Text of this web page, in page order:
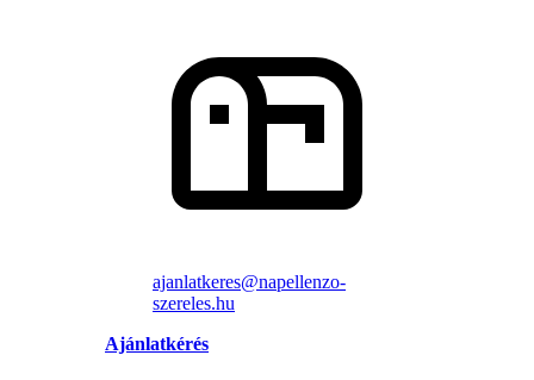
ajanlatkeres@napellenzo-
szereles.hu
Ajánlatkérés